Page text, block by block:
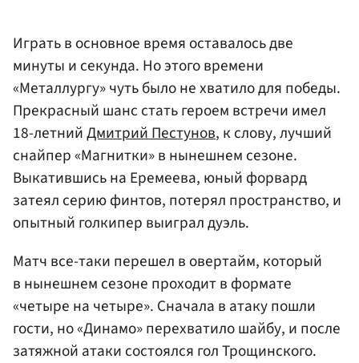
Играть в основное время оставалось две
минуты и секунда. Но этого времени
«Металлургу» чуть было не хватило для победы.
Прекрасный шанс стать героем встречи имел
18-летнийДмитрий Пестунов, к слову, лучший
снайпер «Магнитки» в нынешнем сезоне.
Выкатившись на Еремеева, юный форвард
затеял серию финтов, потерял пространство, и
опытный голкипер выиграл дуэль.
Матч все-таки перешел в овертайм, который
в нынешнем сезоне проходит в формате
«четыре на четыре». Сначала в атаку пошли
гости, но «Динамо» перехватило шайбу, и после
затяжной атаки состоялся гол Трощинского.